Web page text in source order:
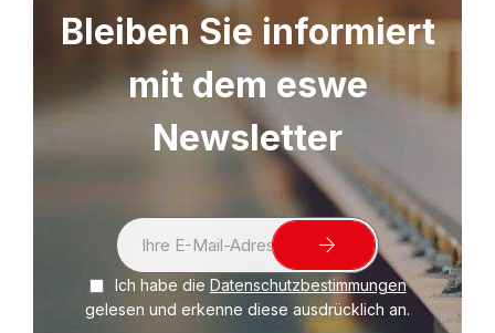
Bleiben Sie informiert
mit dem eswe
Newsletter
Ich habe die Datenschutzbestimmungen
gelesen und erkenne diese ausdrücklich an.